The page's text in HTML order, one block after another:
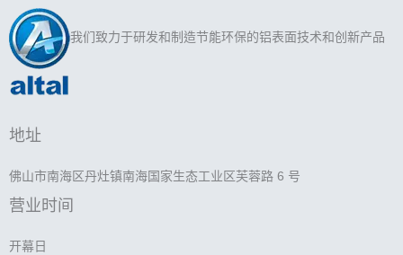
我们致力于研发和制造节能环保的铝表面技术和创新产品
地址
佛山市南海区丹灶镇南海国家生态工业区芙蓉路 6 号
营业时间
开幕日